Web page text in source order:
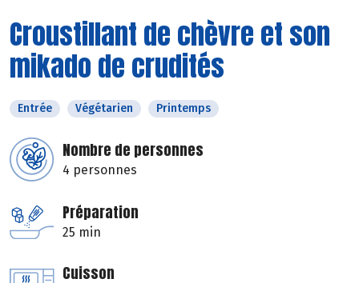
Croustillant de chèvre et son
mikado de crudités
Entrée Végétarien Printemps
Nombre de personnes
4 personnes
Préparation
25 min
Cuisson